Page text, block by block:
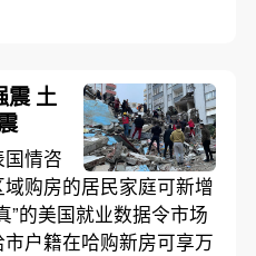
震 土
情咨
购房的居民家庭可新增
”的美国就业数据令市场
户籍在哈购新房可享万